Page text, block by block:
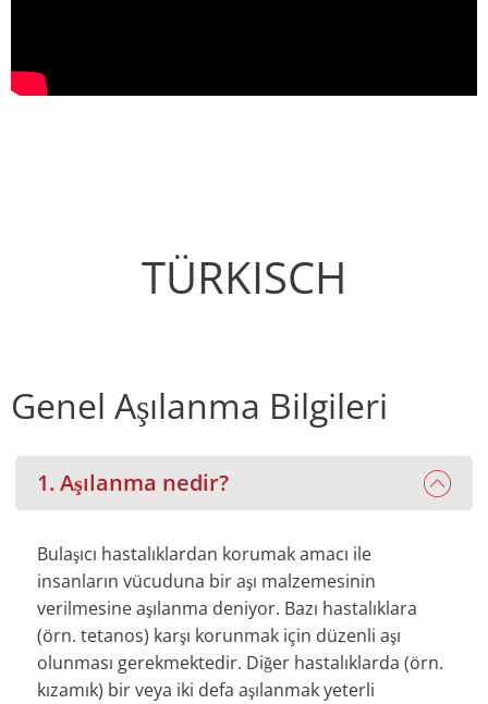
TÜRKISCH
Genel Aşılanma Bilgileri
1. Aşılanma nedir?
Bulaşıcı hastalıklardan korumak amacı ile
insanların vücuduna bir aşı malzemesinin
verilmesine aşılanma deniyor. Bazı hastalıklara
(örn. tetanos) karşı korunmak için düzenli aşı
olunması gerekmektedir. Diğer hastalıklarda (örn.
kızamık) bir veya iki defa aşılanmak yeterli